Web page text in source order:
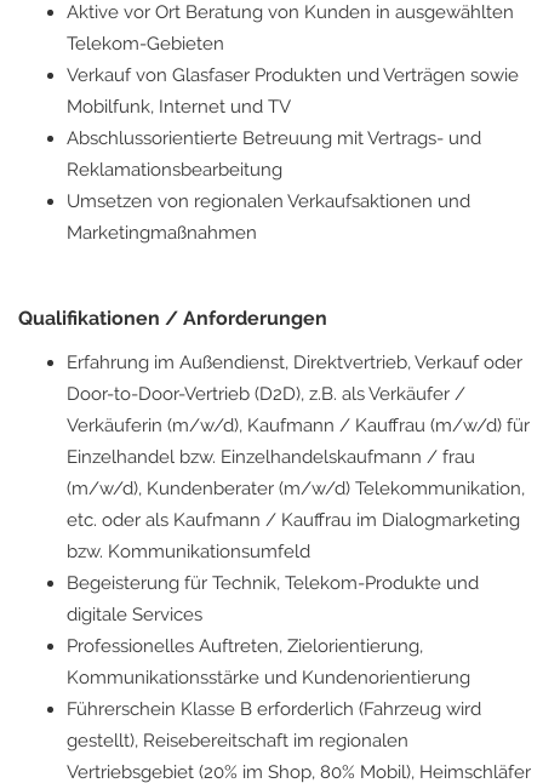
Aktive vor Ort Beratung von Kunden in ausgewählten
Telekom-Gebieten
Verkauf von Glasfaser Produkten und Verträgen sowie
Mobilfunk, Internet und TV
Abschlussorientierte Betreuung mit Vertrags- und
Reklamationsbearbeitung
Umsetzen von regionalen Verkaufsaktionen und
Marketingmaßnahmen
Qualifikationen / Anforderungen
Erfahrung im Außendienst, Direktvertrieb, Verkauf oder
Door-to-Door-Vertrieb (D2D), z.B. als Verkäufer /
Verkäuferin (m/w/d), Kaufmann / Kauffrau (m/w/d) für
Einzelhandel bzw. Einzelhandelskaufmann / frau
(m/w/d), Kundenberater (m/w/d) Telekommunikation,
etc. oder als Kaufmann / Kauffrau im Dialogmarketing
bzw. Kommunikationsumfeld
Begeisterung für Technik, Telekom-Produkte und
digitale Services
Professionelles Auftreten, Zielorientierung,
Kommunikationsstärke und Kundenorientierung
Führerschein Klasse B erforderlich (Fahrzeug wird
gestellt), Reisebereitschaft im regionalen
Vertriebsgebiet (20% im Shop, 80% Mobil), Heimschläfer